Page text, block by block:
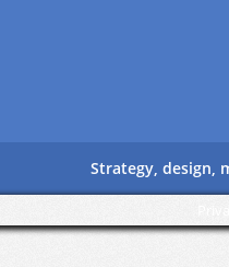
Strategy, design,